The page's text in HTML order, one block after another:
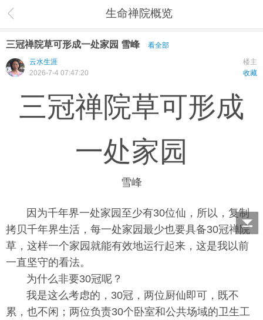
生命禅院概览
三冠禅院草可形成一处家园 雪峰
看全部
楼主
云水生涯
收藏
2026-7-4 07:47:20
三冠禅院草可形成
一处家园
雪峰
因为千年界一处家园至少有30位仙，所以，复制
拷贝千年界生活，每一处家园最少也要具备30冠禅院
草，这样一个家园就能有效地运行起来，这是我以前
一直坚守的看法。
为什么非要30冠呢？
我是这么考虑的，30冠，两位厨仙即可，既不
累，也不闲；两位负责30个卧室和公共场域的卫生工